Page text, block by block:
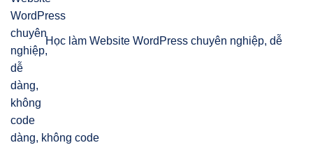
Học làm Website WordPress chuyên nghiệp, dễ
dàng, không code